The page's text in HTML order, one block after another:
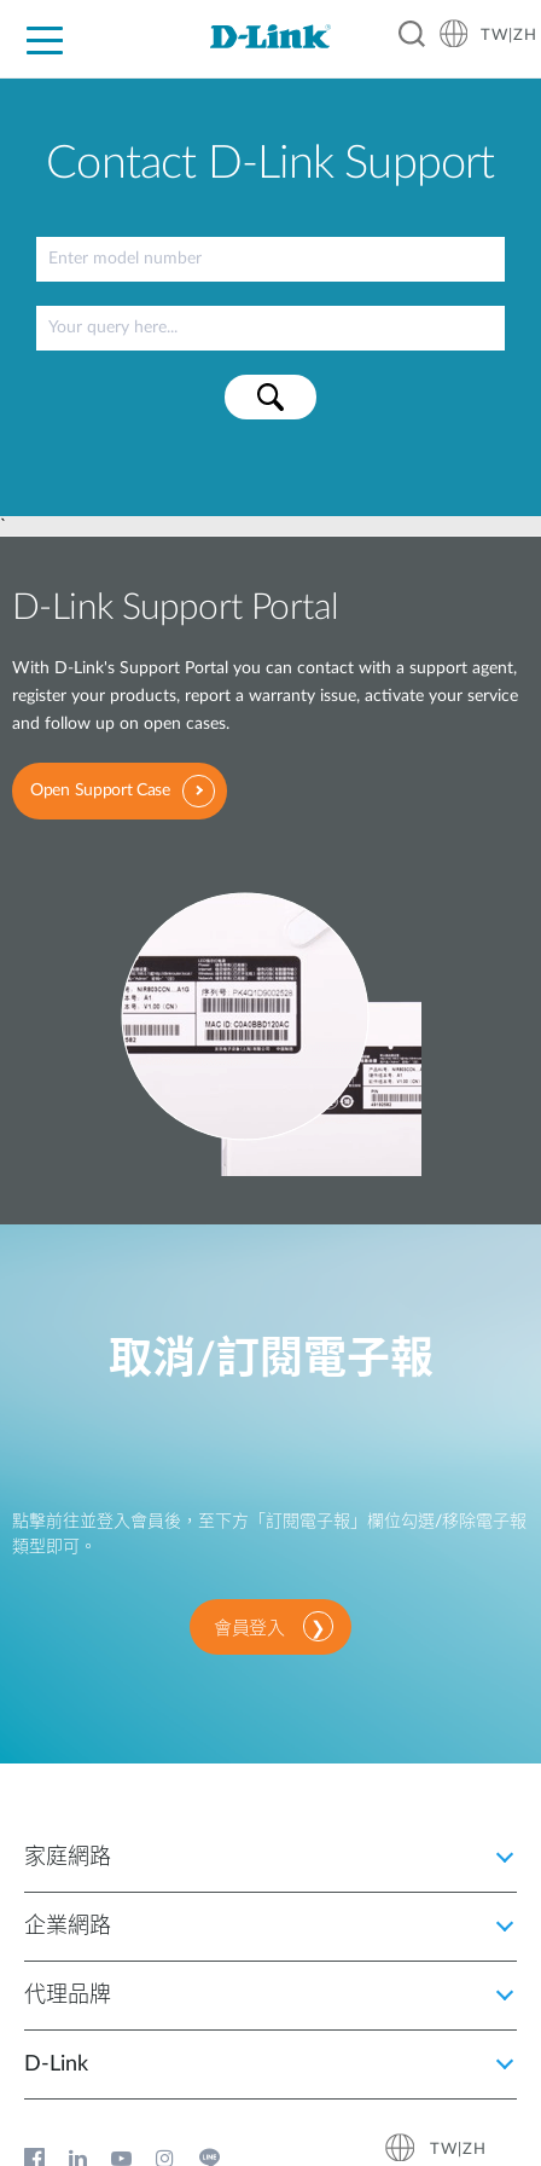
TW|ZH
Contact D-Link Support
`
D-Link Support Portal
With D-Link's Support Portal you can contact with a support agent,
register your products, report a warranty issue, activate your service
and follow up on open cases.
Open Support Case
取消/訂閱電子報
點擊前往並登入會員後，至下方「訂閱電子報」欄位勾選/移除電子報
類型即可。
會員登入
家庭網路
企業網路
代理品牌
D‑Link
TW|ZH